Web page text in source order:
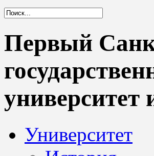
Первый
Университет